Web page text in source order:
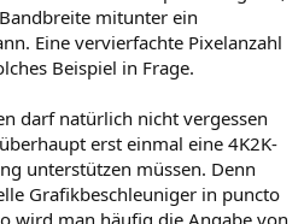
mitunter ein
Eine vervierfachte Pixelanzahl
Beispiel in Frage.
darf natürlich nicht vergessen
erst einmal eine 4K2K-
unterstützen müssen. Denn
Grafikbeschleuniger in puncto
wird man häufig die Angabe von